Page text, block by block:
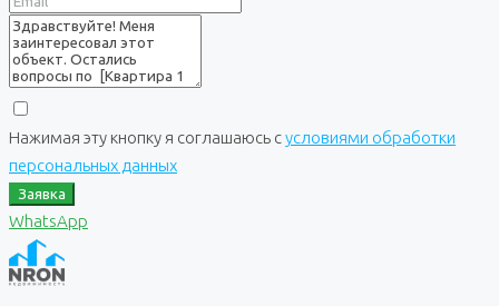
Нажимая эту кнопку я соглашаюсь сусловиями обработки
персональных данных
Заявка
WhatsApp